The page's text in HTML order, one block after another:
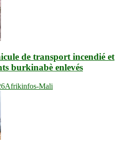
de transport incendié et
burkinabè enlevés
Afrikinfos-Mali